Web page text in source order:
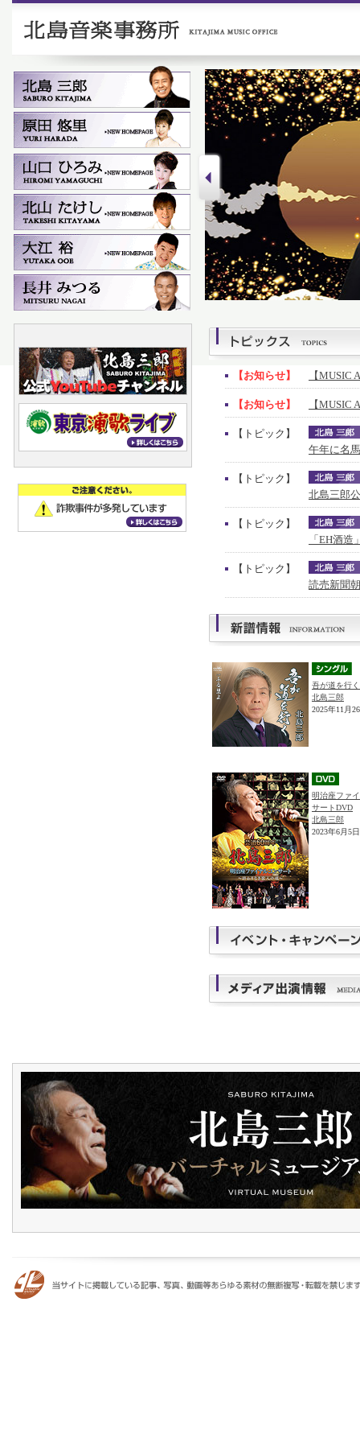
【お知らせ】 【MUSIC
【お知らせ】 【MUSIC
【トピック】
午年に名
【トピック】
北島三郎
【トピック】
「EH酒
【トピック】
読売新聞
吾が道を行く
北島三郎
2025年11月
明治座ファ
サートDVD
北島三郎
2023年6月5